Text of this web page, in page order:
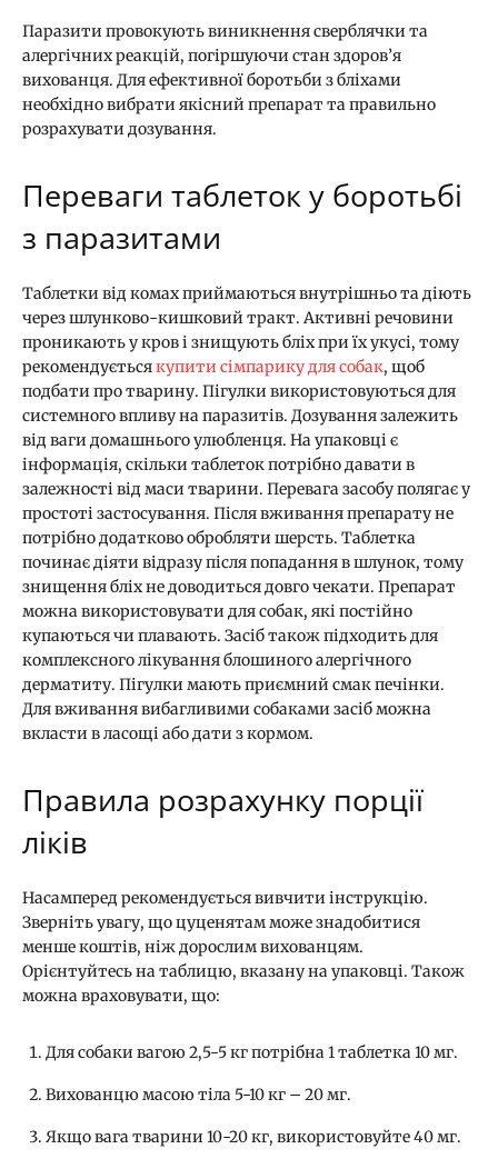
Паразити провокують виникнення сверблячки та
алергічних реакцій, погіршуючи стан здоров’я
вихованця. Для ефективної боротьби з бліхами
необхідно вибрати якісний препарат та правильно
розрахувати дозування.
Переваги таблеток у боротьбі
з паразитами
Таблетки від комах приймаються внутрішньо та діють
через шлунково-кишковий тракт. Активні речовини
проникають у кров і знищують бліх при їх укусі, тому
рекомендуєтьсякупити сімпарику для собак, щоб
подбати про тварину. Пігулки використовуються для
системного впливу на паразитів. Дозування залежить
від ваги домашнього улюбленця. На упаковці є
інформація, скільки таблеток потрібно давати в
залежності від маси тварини. Перевага засобу полягає у
простоті застосування. Після вживання препарату не
потрібно додатково обробляти шерсть. Таблетка
починає діяти відразу після попадання в шлунок, тому
знищення бліх не доводиться довго чекати. Препарат
можна використовувати для собак, які постійно
купаються чи плавають. Засіб також підходить для
комплексного лікування блошиного алергічного
дерматиту. Пігулки мають приємний смак печінки.
Для вживання вибагливими собаками засіб можна
вкласти в ласощі або дати з кормом.
Правила розрахунку порції
ліків
Насамперед рекомендується вивчити інструкцію.
Зверніть увагу, що цуценятам може знадобитися
менше коштів, ніж дорослим вихованцям.
Орієнтуйтесь на таблицю, вказану на упаковці. Також
можна враховувати, що:
Для собаки вагою 2,5-5 кг потрібна 1 таблетка 10 мг.
Вихованцю масою тіла 5-10 кг – 20 мг.
Якщо вага тварини 10-20 кг, використовуйте 40 мг.